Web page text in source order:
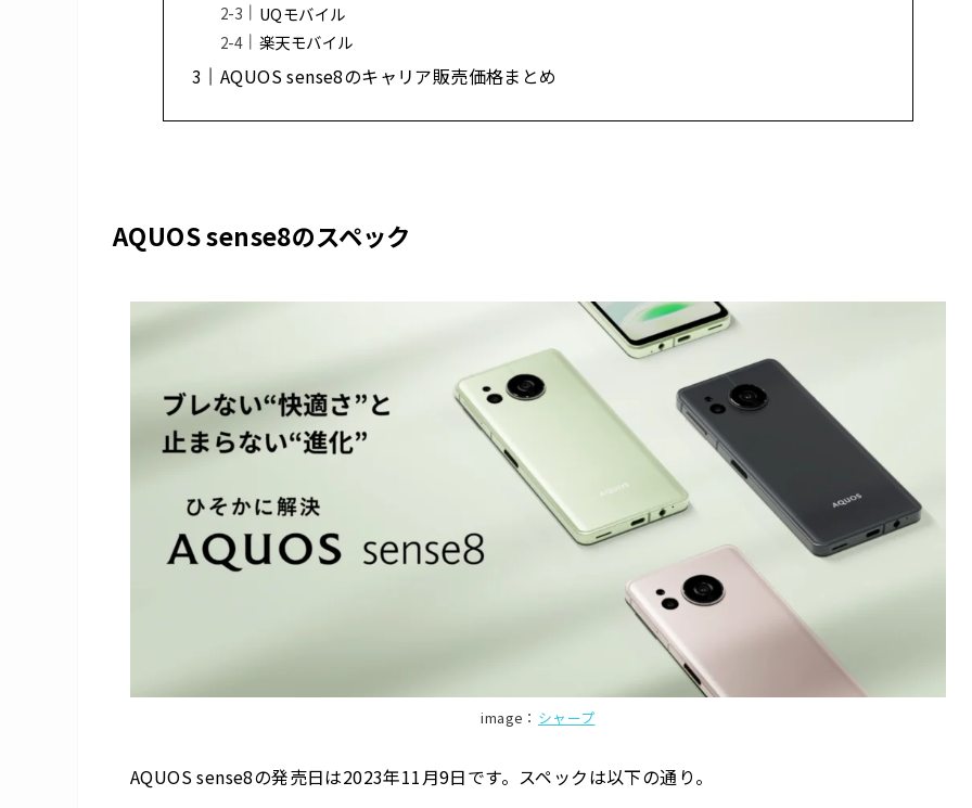
UQモバイル
楽天モバイル
AQUOS sense8のキャリア販売価格まとめ
AQUOS sense8のスペック
image： シャープ
AQUOS sense8の発売日は2023年11月9日です。スペックは以下の通り。